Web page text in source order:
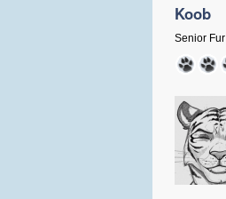
Koob
Senior Fur